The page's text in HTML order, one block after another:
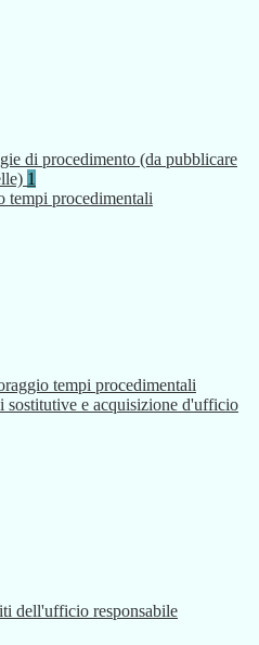
di procedimento (da pubblicare
1
tempi procedimentali
tempi procedimentali
sostitutive e acquisizione d'ufficio
dell'ufficio responsabile